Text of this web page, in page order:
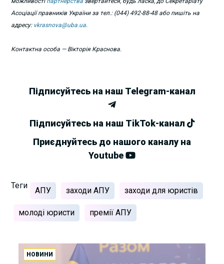
Асоціації правників України за тел.: (044) 492-88-48 або пишіть на
адресу: vkrasnova@uba.ua.
Контактна особа — Вікторія Краснова.
Підписуйтесь на наш Telegram-канал
Підписуйтесь на наш TikTok-канал
Приєднуйтесь до нашого каналу на
Youtube
Теги
АПУ заходи АПУ заходи для юристів
молоді юристи премії АПУ
НОВИНИ